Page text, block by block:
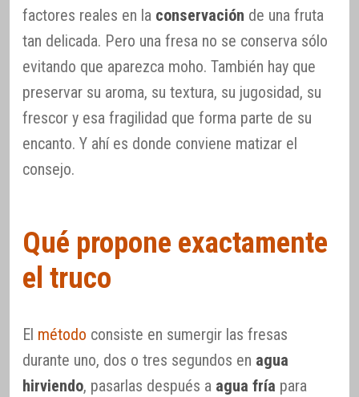
factores reales en la conservación de una fruta
tan delicada. Pero una fresa no se conserva sólo
evitando que aparezca moho. También hay que
preservar su aroma, su textura, su jugosidad, su
frescor y esa fragilidad que forma parte de su
encanto. Y ahí es donde conviene matizar el
consejo.
Qué propone exactamente
el truco
El método consiste en sumergir las fresas
durante uno, dos o tres segundos en agua
hirviendo, pasarlas después a agua fría para